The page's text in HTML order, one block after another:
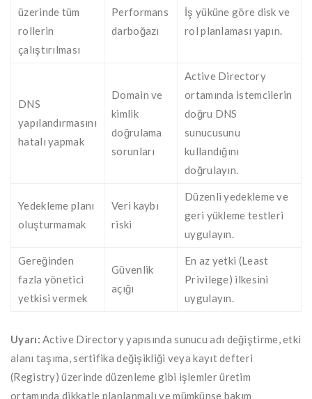
üzerinde tüm
rollerin
çalıştırılması
Performans
darboğazı
İş yüküne göre disk ve
rol planlaması yapın.
DNS
yapılandırmasını
hatalı yapmak
Domain ve
kimlik
doğrulama
sorunları
Active Directory
ortamında istemcilerin
doğru DNS
sunucusunu
kullandığını
doğrulayın.
Yedekleme planı
oluşturmamak
Veri kaybı
riski
Düzenli yedekleme ve
geri yükleme testleri
uygulayın.
Gereğinden
fazla yönetici
yetkisi vermek
Güvenlik
açığı
En az yetki (Least
Privilege) ilkesini
uygulayın.
Uyarı: Active Directory yapısında sunucu adı değiştirme, etki
alanı taşıma, sertifika değişikliği veya kayıt defteri
(Registry) üzerinde düzenleme gibi işlemler üretim
ortamında dikkatle planlanmalı ve mümkünse bakım